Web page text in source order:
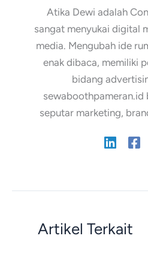
Atika Dewi adalah
sangat menyukai digital
media. Mengubah ide
enak dibaca, memiliki
bidang
sewaboothpameran.id
seputar marketing,
Artikel Terkait